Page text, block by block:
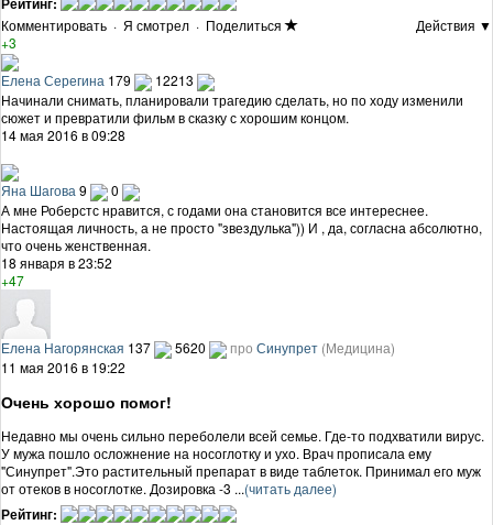
Комментировать · Я смотрел · Поделиться
Действия ▼
+3
Елена Серегина 179
12213
Начинали снимать, планировали трагедию сделать, но по ходу изменили
сюжет и превратили фильм в сказку с хорошим концом.
14 мая 2016 в 09:28
Яна Шагова 9
0
А мне Роберстс нравится, с годами она становится все интереснее.
Настоящая личность, а не просто "звездулька")) И , да, согласна абсолютно,
что очень женственная.
18 января в 23:52
+47
Елена Нагорянская 137 5620 про Синупрет (Медицина)
11 мая 2016 в 19:22
Очень хорошо помог!
Недавно мы очень сильно переболели всей семье. Где-то подхватили вирус.
У мужа пошло осложнение на носоглотку и ухо. Врач прописала ему
"Синупрет".Это растительный препарат в виде таблеток. Принимал его муж
от отеков в носоглотке. Дозировка -3 ...(читать далее)
Рейтинг: